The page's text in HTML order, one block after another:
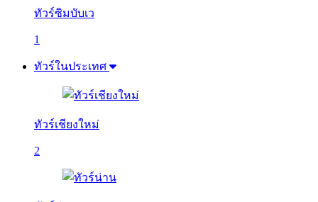
ทัวร์ซิมบับเว
1
ทัวร์ในประเทศ
ทัวร์เชียงใหม่
2